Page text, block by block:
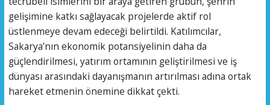
gelişimine katkı sağlayacak projelerde aktif rol
üstlenmeye devam edeceği belirtildi. Katılımcılar,
Sakarya’nın ekonomik potansiyelinin daha da
güçlendirilmesi, yatırım ortamının geliştirilmesi ve iş
dünyası arasındaki dayanışmanın artırılması adına ortak
hareket etmenin önemine dikkat çekti.